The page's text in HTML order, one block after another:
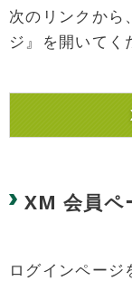
次のリンクから
ジ』を開いてく
XM 会員ペ
ログインペー